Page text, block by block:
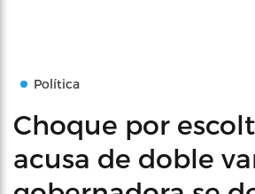
Política
Choque por
acusa de doble